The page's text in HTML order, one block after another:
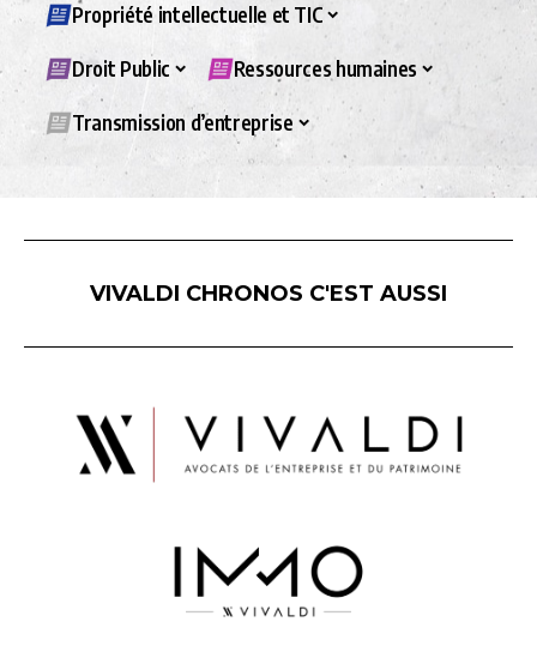
Propriété intellectuelle et TIC
Droit Public Ressources humaines
Transmission d’entreprise
VIVALDI CHRONOS C'EST AUSSI